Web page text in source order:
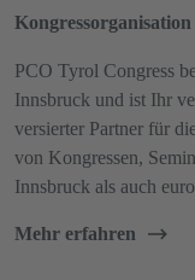
Kongressorganisation
PCO Tyrol Congress
Innsbruck und ist Ihr
versierter Partner für
von Kongressen,
Innsbruck als auch
Mehr erfahren